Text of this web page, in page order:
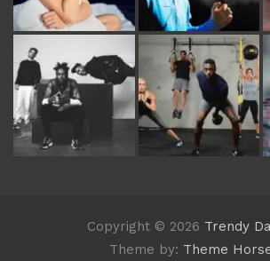
Copyright © 2026 Trendy
Theme by: Theme